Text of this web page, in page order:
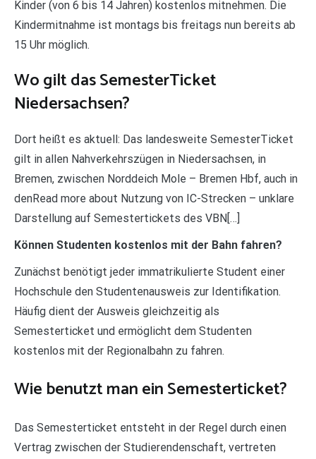
Kinder (von 6 bis 14 Jahren) kostenlos mitnehmen. Die
Kindermitnahme ist montags bis freitags nun bereits ab
15 Uhr möglich.
Wo gilt das SemesterTicket
Niedersachsen?
Dort heißt es aktuell: Das landesweite SemesterTicket
gilt in allen Nahverkehrszügen in Niedersachsen, in
Bremen, zwischen Norddeich Mole – Bremen Hbf, auch in
denRead more about Nutzung von IC-Strecken – unklare
Darstellung auf Semestertickets des VBN[…]
Können Studenten kostenlos mit der Bahn fahren?
Zunächst benötigt jeder immatrikulierte Student einer
Hochschule den Studentenausweis zur Identifikation.
Häufig dient der Ausweis gleichzeitig als
Semesterticket und ermöglicht dem Studenten
kostenlos mit der Regionalbahn zu fahren.
Wie benutzt man ein Semesterticket?
Das Semesterticket entsteht in der Regel durch einen
Vertrag zwischen der Studierendenschaft, vertreten